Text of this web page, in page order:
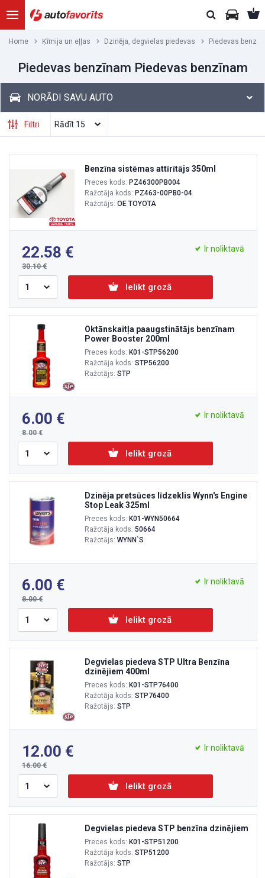
Home Ķīmija un eļļas Dzinēja, degvielas piedevas Piedevas
Piedevas benzīnam Piedevas benzīnam
NORĀDI SAVU AUTO
Filtri
Benzīna sistēmas attīrītājs 350ml
Preces kods: PZ46300PB004
Ražotāja kods: PZ463-00PB0-04
Ražotājs: OE TOYOTA
22.58
30.10
Ir noliktavā
Ielikt grozā
Oktānskaitļa paaugstinātājs benzīnam
Power Booster 200ml
Preces kods: K01-STP56200
Ražotāja kods: STP56200
Ražotājs: STP
6.00
8.00
Ir noliktavā
Ielikt grozā
Dzinēja pretsūces līdzeklis Wynn's Engine
Stop Leak 325ml
Preces kods: K01-WYN50664
Ražotāja kods: 50664
Ražotājs: WYNN`S
6.00
8.00
Ir noliktavā
Ielikt grozā
Degvielas piedeva STP Ultra Benzīna
dzinējiem 400ml
Preces kods: K01-STP76400
Ražotāja kods: STP76400
Ražotājs: STP
12.00
16.00
Ir noliktavā
Ielikt grozā
Degvielas piedeva STP benzīna dzinējiem
Preces kods: K01-STP51200
Ražotāja kods: STP51200
Ražotājs: STP